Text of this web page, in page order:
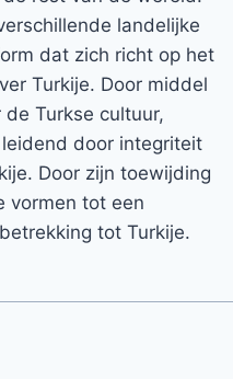
landelijke
dat zich richt op het
Turkije. Door middel
Turkse cultuur,
door integriteit
Door zijn toewijding
vormen tot een
tot Turkije.